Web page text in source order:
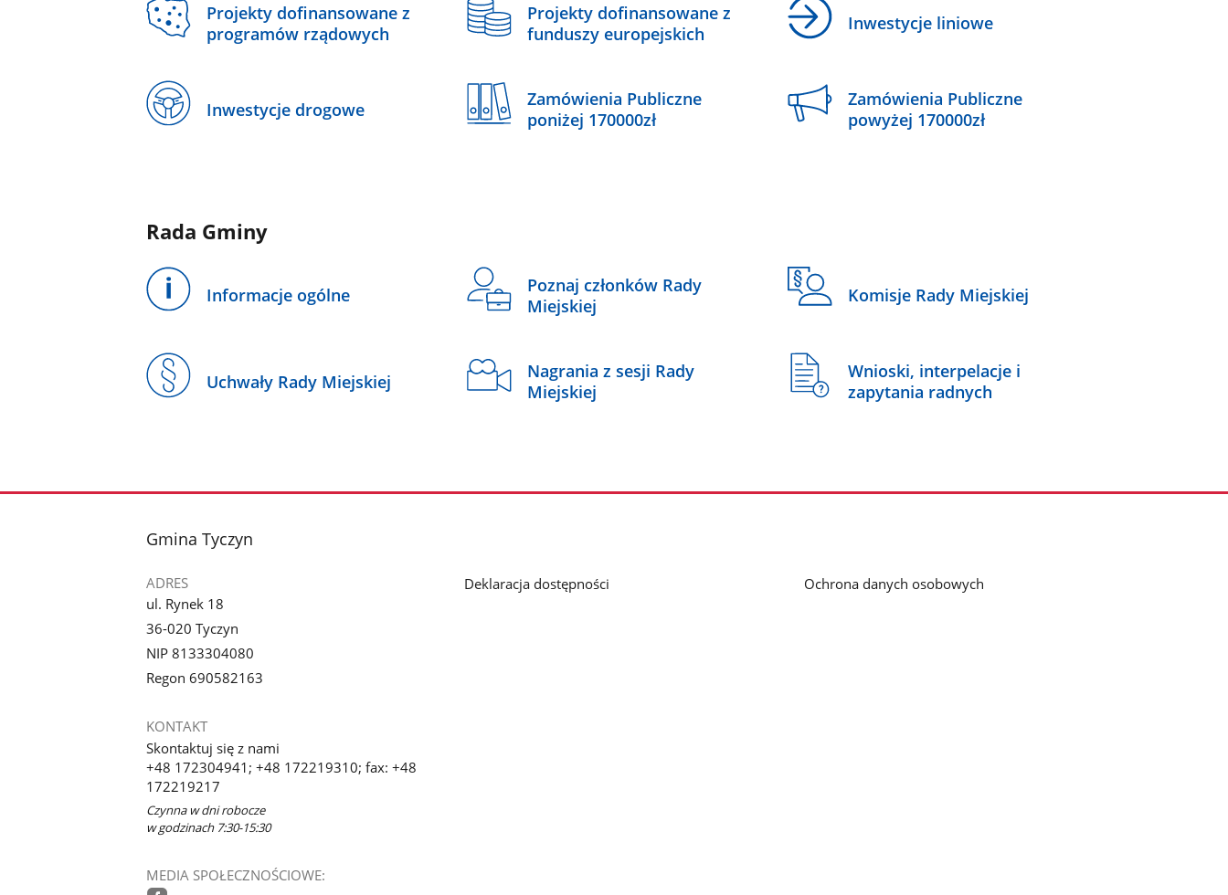
Projekty dofinansowane z
programów rządowych
Projekty dofinansowane z
funduszy europejskich
Inwestycje liniowe
Inwestycje drogowe
Zamówienia Publiczne
poniżej 170000zł
Zamówienia Publiczne
powyżej 170000zł
Rada Gminy
Informacje ogólne
Poznaj członków Rady
Miejskiej
Komisje Rady Miejskiej
Uchwały Rady Miejskiej
Nagrania z sesji Rady
Miejskiej
Wnioski, interpelacje i
zapytania radnych
stopka
Gmina Tyczyn
ADRES
ul. Rynek 18
36-020 Tyczyn
NIP 8133304080
Regon 690582163
KONTAKT
Skontaktuj się z nami
+48 172304941; +48 172219310; fax: +48
172219217
Czynna w dni robocze
w godzinach 7:30-15:30
MEDIA SPOŁECZNOŚCIOWE:
Deklaracja dostępności Ochrona danych osobowych